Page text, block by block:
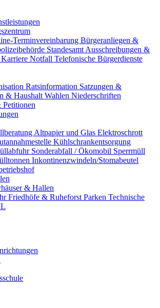
Terminvereinbarung Bürgeranliegen &
Standesamt Ausschreibungen &
Karriere Notfall Telefonische Bürgerdienste
Ratsinformation Satzungen &
& Haushalt Wahlen Niederschriften
Altpapier und Glas Elektroschrott
Kühlschrankentsorgung
Sonderabfall / Ökomobil Sperrmüll
Inkontinenzwindeln/Stomabeutel
& Hallen
Friedhöfe & Ruheforst Parken Technische